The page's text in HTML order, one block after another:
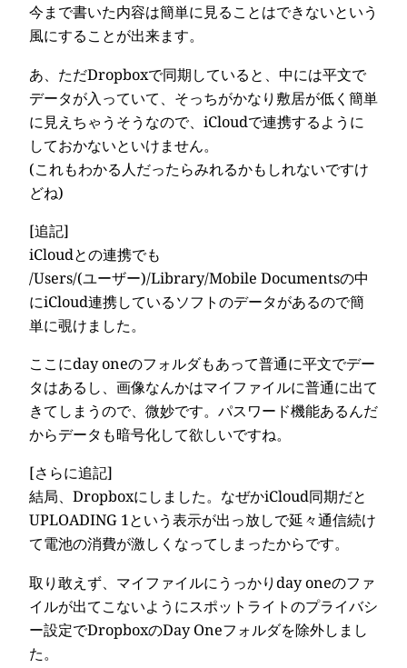
今まで書いた内容は簡単に見ることはできないという
風にすることが出来ます。
あ、ただDropboxで同期していると、中には平文で
データが入っていて、そっちがかなり敷居が低く簡単
に見えちゃうそうなので、iCloudで連携するように
しておかないといけません。
(これもわかる人だったらみれるかもしれないですけ
どね)
[追記]
iCloudとの連携でも
/Users/(ユーザー)/Library/Mobile Documentsの中
にiCloud連携しているソフトのデータがあるので簡
単に覗けました。
ここにday oneのフォルダもあって普通に平文でデー
タはあるし、画像なんかはマイファイルに普通に出て
きてしまうので、微妙です。パスワード機能あるんだ
からデータも暗号化して欲しいですね。
[さらに追記]
結局、Dropboxにしました。なぜかiCloud同期だと
UPLOADING 1という表示が出っ放しで延々通信続け
て電池の消費が激しくなってしまったからです。
取り敢えず、マイファイルにうっかりday oneのファ
イルが出てこないようにスポットライトのプライバシ
ー設定でDropboxのDay Oneフォルダを除外しまし
た。